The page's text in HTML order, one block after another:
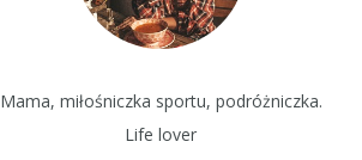
Mama, miłośniczka sportu, podróżniczka.
Life lover